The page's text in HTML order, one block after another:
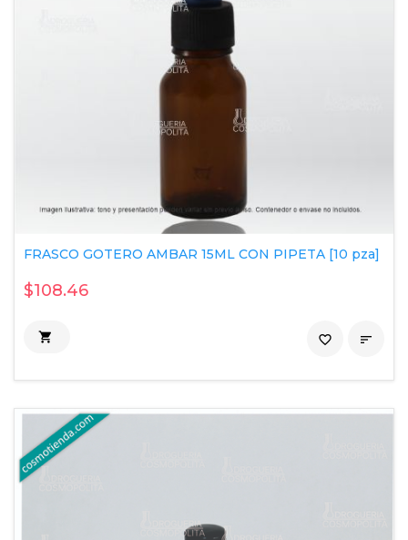
FRASCO GOTERO AMBAR 15ML CON PIPETA [10 pza]
$108.46
 
favorite_border